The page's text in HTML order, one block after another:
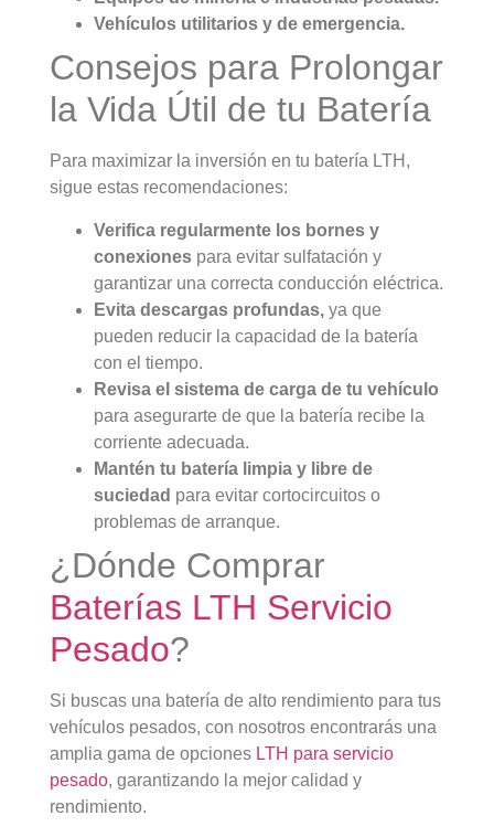
Vehículos utilitarios y de emergencia.
Consejos para Prolongar
la Vida Útil de tu Batería
Para maximizar la inversión en tu batería LTH,
sigue estas recomendaciones:
Verifica regularmente los bornes y
conexiones para evitar sulfatación y
garantizar una correcta conducción eléctrica.
Evita descargas profundas, ya que
pueden reducir la capacidad de la batería
con el tiempo.
Revisa el sistema de carga de tu vehículo
para asegurarte de que la batería recibe la
corriente adecuada.
Mantén tu batería limpia y libre de
suciedad para evitar cortocircuitos o
problemas de arranque.
¿Dónde Comprar
Baterías LTH Servicio
Pesado?
Si buscas una batería de alto rendimiento para tus
vehículos pesados, con nosotros encontrarás una
amplia gama de opciones LTH para servicio
pesado, garantizando la mejor calidad y
rendimiento.